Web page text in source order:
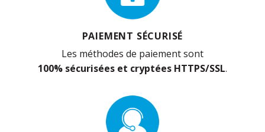
PAIEMENT SÉCURISÉ
Les méthodes de paiement sont
100% sécurisées et cryptées HTTPS/SSL.